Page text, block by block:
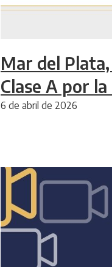
Mar del
Clase A por
6 de abril de 2026